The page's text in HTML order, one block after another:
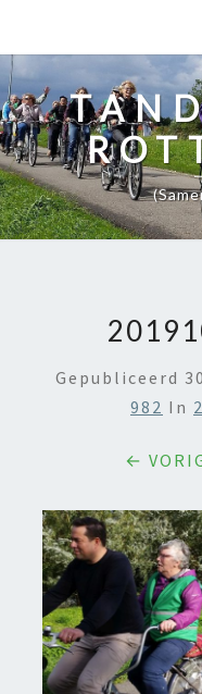
Gepubliceerd
982 In
←